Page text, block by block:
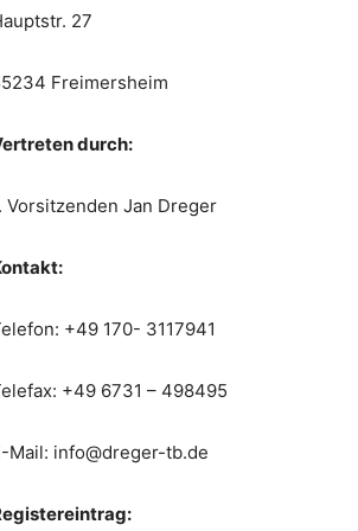
27
Freimersheim
durch:
Vorsitzenden Jan Dreger
+49 170- 3117941
+49 6731 – 498495
Mail: info@dreger-tb.de